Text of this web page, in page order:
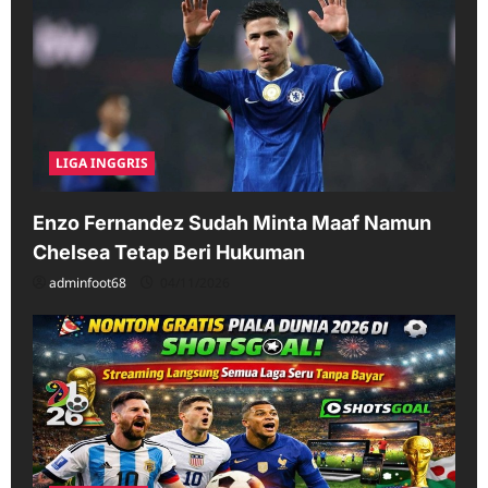
LIGA INGGRIS
Enzo Fernandez Sudah Minta Maaf Namun
Chelsea Tetap Beri Hukuman
adminfoot68